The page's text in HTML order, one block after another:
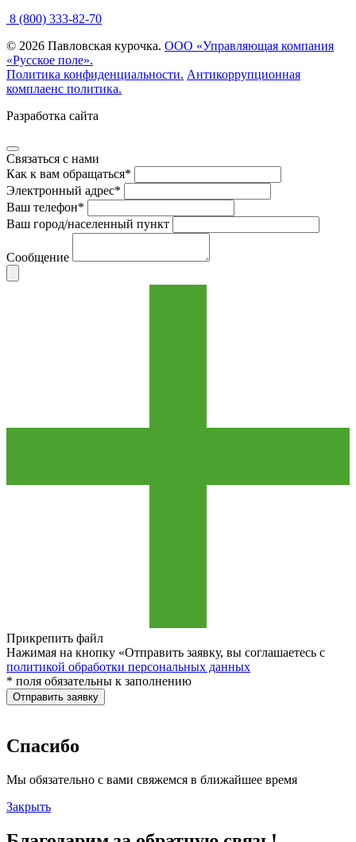
8 (800) 333-82-70
© 2026 Павловская курочка. ООО «Управляющая компания
«Русское поле».
Политика конфиденциальности. Антикоррупционная
комплаенс политика.
Разработка сайта
Связаться с нами
Как к вам обращаться*
Электронный адрес*
Ваш телефон*
Ваш город/населенный пункт
Сообщение
Прикрепить файл
Нажимая на кнопку «Отправить заявку, вы соглашаетесь с
политикой обработки персональных данных
* поля обязательны к заполнению
Отправить заявку
Спасибо
Мы обязательно с вами свяжемся в ближайшее время
Закрыть